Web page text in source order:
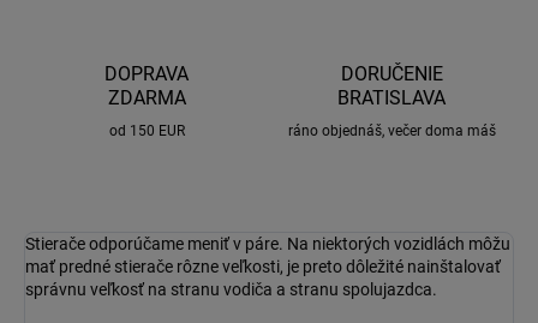
DOPRAVA
ZDARMA
od 150 EUR
DORUČENIE
BRATISLAVA
ráno objednáš, večer doma máš
Stierače odporúčame meniť v páre. Na niektorých vozidlách môžu
mať predné stierače rôzne veľkosti, je preto dôležité nainštalovať
správnu veľkosť na stranu vodiča a stranu spolujazdca.